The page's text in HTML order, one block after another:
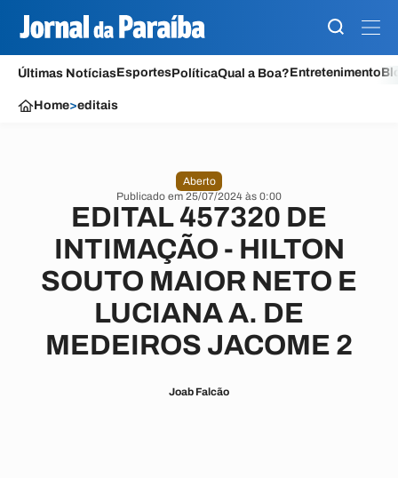
Últimas NotíciasEsportesPolíticaQual a Boa?Entretenimento
Home>editais
Aberto
Publicado em 25/07/2024 às 0:00
EDITAL 457320 DE
INTIMAÇÃO - HILTON
SOUTO MAIOR NETO E
LUCIANA A. DE
MEDEIROS JACOME 2
Joab Falcão